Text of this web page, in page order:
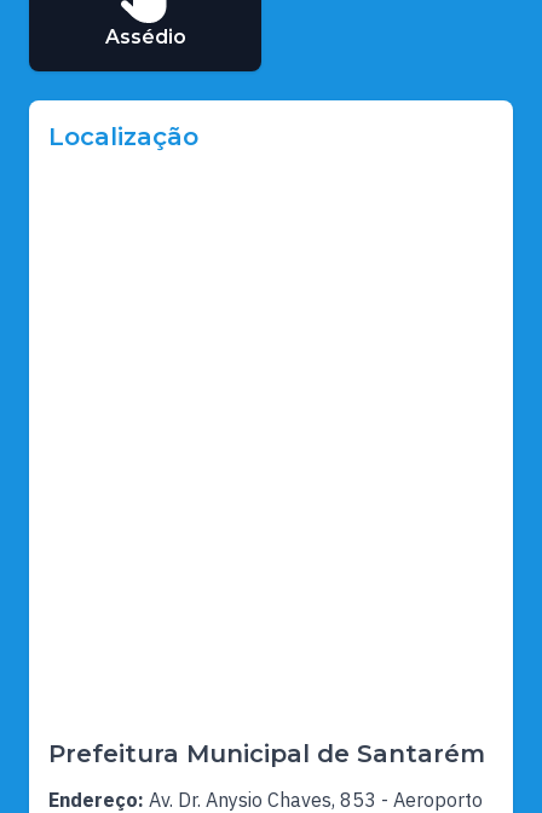
Assédio
Localização
Prefeitura Municipal de Santarém
Endereço: Av. Dr. Anysio Chaves, 853 - Aeroporto